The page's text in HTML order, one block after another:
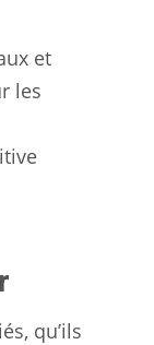
et
les
qu’ils